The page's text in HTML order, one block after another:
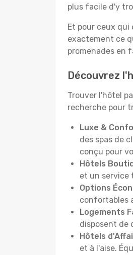
plus facile d'y
Et pour ceux qui
exactement ce
promenades en
Découvrez
Trouver l'hôtel
recherche pour
Luxe &
des spas de
conçu pour
Hôtels
et un service
Options
confortables
Logements
disposent de
Hôtels
et à l'aise.